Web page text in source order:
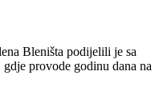
Bleništa podijelili je sa
provode godinu dana na